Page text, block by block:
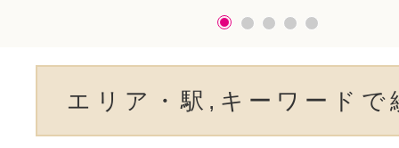
エリア・駅,キーワードで